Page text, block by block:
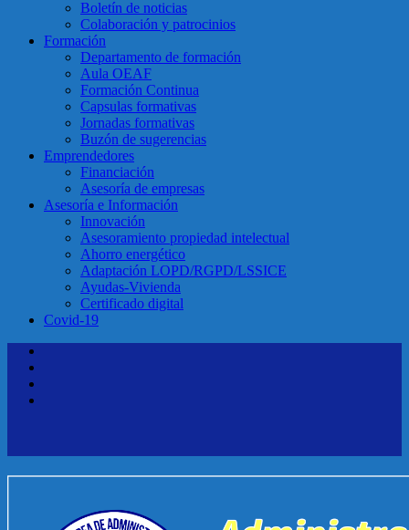
Boletín de noticias
Colaboración y patrocinios
Formación
Departamento de formación
Aula OEAF
Formación Continua
Capsulas formativas
Jornadas formativas
Buzón de sugerencias
Emprendedores
Financiación
Asesoría de empresas
Asesoría e Información
Innovación
Asesoramiento propiedad intelectual
Ahorro energético
Adaptación LOPD/RGPD/LSSICE
Ayudas-Vivienda
Certificado digital
Covid-19